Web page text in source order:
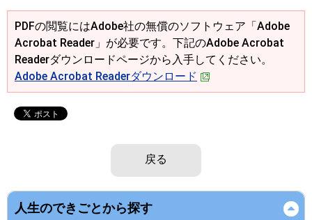
PDFの閲覧にはAdobe社の無償のソフトウェア「Adobe
Acrobat Reader」が必要です。下記のAdobe Acrobat
Readerダウンロードページから入手してください。
Adobe Acrobat Readerダウンロード
戻る
人生のできごとから探す